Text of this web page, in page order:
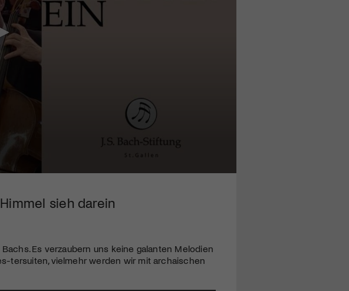
sieh darein
Es verzaubern uns keine galanten Melodien
tersuiten, vielmehr werden wir mit archaischen
Zugang zu